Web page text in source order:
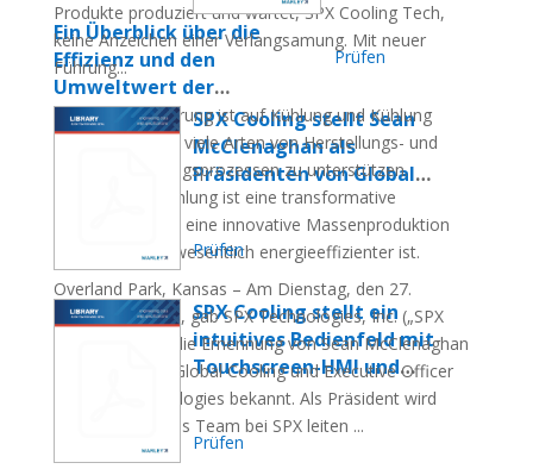
Produkte produziert und wartet, SPX Cooling Tech,
keine Anzeichen einer Verlangsamung. Mit neuer
Führung...
Ein Überblick über die
Effizienz und den
Umweltwert der
Verdunstungskühlung
Nachrichten | Veröffentlichter
Die Weltbevölkerung ist auf Kühlung und Kühlung
angewiesen, um viele Arten von Herstellungs- und
Energieerzeugungsprozessen zu unterstützen.
Verdunstungskühlung ist eine transformative
Technologie, die eine innovative Massenproduktion
ermöglicht und wesentlich energieeffizienter ist.
Prüfen
SPX Cooling stellt Sean
McClenaghan als
Präsidenten von Global
Cooling vor
Nachrichten | Nachrichtenartikel
Overland Park, Kansas – Am Dienstag, den 27.
September 2022, gab SPX Technologies, Inc. („SPX
Technologies“) die Ernennung von Sean McClenaghan
zum President, Global Cooling und Executive Officer
von SPX Technologies bekannt. Als Präsident wird
McClenaghan das Team bei SPX leiten ...
Prüfen
SPX Cooling stellt ein
intuitives Bedienfeld mit
Touchscreen-HMI und
Effizienzbetriebsmodi vor
Nachrichten | Nachrichtenartikel
Prüfen